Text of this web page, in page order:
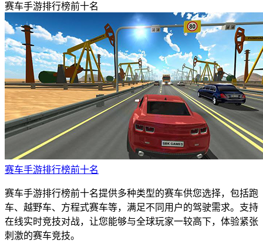
赛车手游排行榜前十名
赛车手游排行榜前十名
赛车手游排行榜前十名提供多种类型的赛车供您选择，包括跑
车、越野车、方程式赛车等，满足不同用户的驾驶需求。支持
在线实时竞技对战，让您能够与全球玩家一较高下，体验紧张
刺激的赛车竞技。